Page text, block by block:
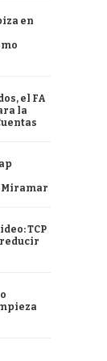
en
el FA
la
Miramar
TCP